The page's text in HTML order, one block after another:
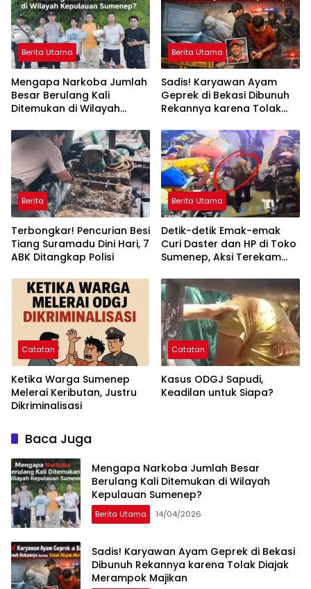
Berita Utama
Mengapa Narkoba Jumlah
Besar Berulang Kali
Ditemukan di Wilayah
Berita Utama
Sadis! Karyawan Ayam
Geprek di Bekasi Dibunuh
Rekannya karena Tolak
Berita
Terbongkar! Pencurian Besi
Tiang Suramadu Dini Hari, 7
ABK Ditangkap Polisi
Berita Utama
Detik-detik Emak-emak
Curi Daster dan HP di Toko
Sumenep, Aksi Terekam
Catatan
Ketika Warga Sumenep
Melerai Keributan, Justru
Dikriminalisasi
Catatan
Kasus ODGJ Sapudi,
Keadilan untuk Siapa?
Baca Juga
Mengapa Narkoba Jumlah Besar
Berulang Kali Ditemukan di Wilayah
Kepulauan Sumenep?
Berita Utama 14/04/2026
Sadis! Karyawan Ayam Geprek di Bekasi
Dibunuh Rekannya karena Tolak Diajak
Merampok Majikan